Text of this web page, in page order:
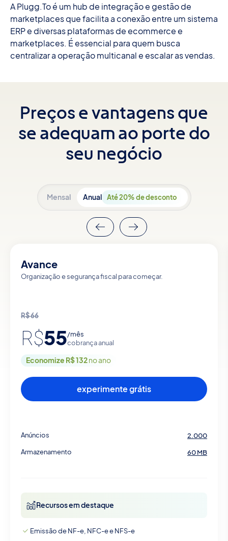
A Plugg.To é um hub de integração e gestão de
marketplaces que facilita a conexão entre um sistema
ERP e diversas plataformas de ecommerce e
marketplaces. É essencial para quem busca
centralizar a operação multicanal e escalar as vendas.
Preços e vantagens que
se adequam ao porte do
seu negócio
Mensal Anual Até 20% de desconto
Avance
Organização e segurança fiscal para começar.
R$66
R$55/mês
cobrança anual
Economize R$ 132no ano
experimente grátis
Anúncios
2.000
Armazenamento
60 MB
Recursos em destaque
Emissão de NF-e, NFC-e e NFS-e